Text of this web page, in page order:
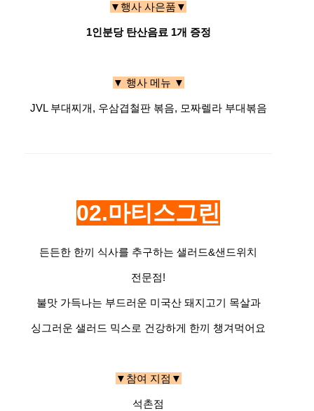
▼행사 사은품▼
1인분당 탄산음료 1개 증정
▼ 행사 메뉴 ▼
JVL 부대찌개, 우삼겹철판 볶음, 모짜렐라 부대볶음
02.마티스그린
든든한 한끼 식사를 추구하는 샐러드&샌드위치
전문점!
불맛 가득나는 부드러운 미국산 돼지고기 목살과
싱그러운 샐러드 믹스로 건강하게 한끼 챙겨먹어요
▼참여 지점▼
석촌점